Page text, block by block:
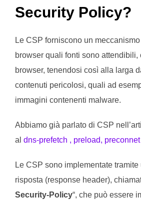
Security Policy?
Le CSP forniscono un
browser quali fonti sono attendibili,
browser, tenendosi così alla larga
contenuti pericolosi, quali ad
immagini contenenti malware.
Abbiamo già parlato di CSP
al dns-prefetch , preload,
Le CSP sono implementate
risposta (response header),
Security-Policy“, che può essere